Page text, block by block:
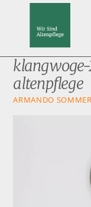
altenpflege
ARMANDO SOMMER